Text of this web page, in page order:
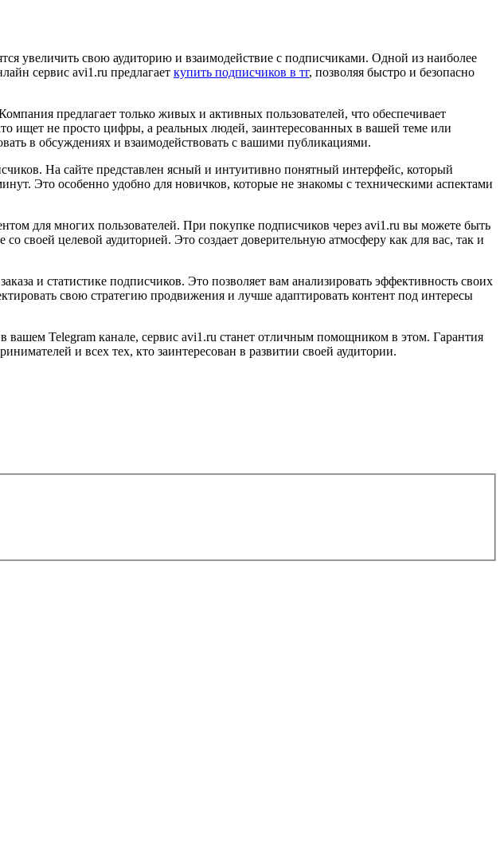
увеличить свою аудиторию и взаимодействие с подписчиками. Одной из наиболее
сервис avi1.ru предлагает купить подписчиков в тг, позволяя быстро и безопасно
предлагает только живых и активных пользователей, что обеспечивает
ищет не просто цифры, а реальных людей, заинтересованных в вашей теме или
в обсуждениях и взаимодействовать с вашими публикациями.
На сайте представлен ясный и интуитивно понятный интерфейс, который
Это особенно удобно для новичков, которые не знакомы с техническими аспектами
для многих пользователей. При покупке подписчиков через avi1.ru вы можете быть
своей целевой аудиторией. Это создает доверительную атмосферу как для вас, так и
и статистике подписчиков. Это позволяет вам анализировать эффективность своих
свою стратегию продвижения и лучше адаптировать контент под интересы
Telegram канале, сервис avi1.ru станет отличным помощником в этом. Гарантия
и всех тех, кто заинтересован в развитии своей аудитории.